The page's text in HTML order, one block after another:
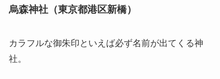
烏森神社（東京都港区新橋）
カラフルな御朱印といえば必ず名前が出てくる神
社。